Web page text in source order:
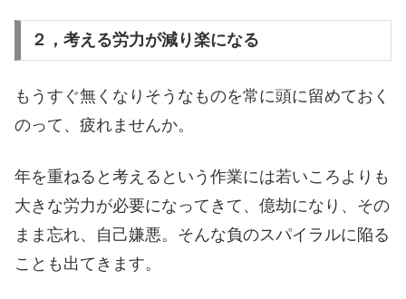
２，考える労力が減り楽になる
もうすぐ無くなりそうなものを常に頭に留めておく
のって、疲れませんか。
年を重ねると考えるという作業には若いころよりも
大きな労力が必要になってきて、億劫になり、その
まま忘れ、自己嫌悪。そんな負のスパイラルに陥る
ことも出てきます。